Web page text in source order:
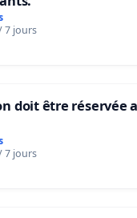
7 jours
doit être réservée
7 jours